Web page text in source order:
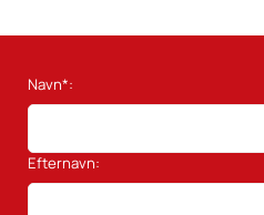
Navn*:
Efternavn: